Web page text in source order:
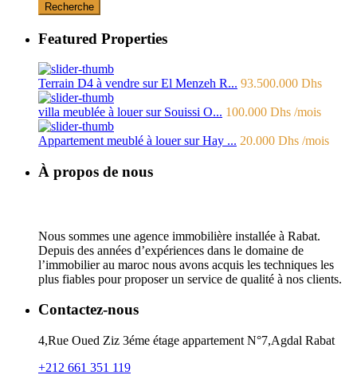
Recherche
Featured Properties
Terrain D4 à vendre sur El Menzeh R... 93.500.000 Dhs
villa meublée à louer sur Souissi O... 100.000 Dhs /mois
Appartement meublé à louer sur Hay ... 20.000 Dhs /mois
À propos de nous
Nous sommes une agence immobilière installée à Rabat.
Depuis des années d’expériences dans le domaine de
l’immobilier au maroc nous avons acquis les techniques les
plus fiables pour proposer un service de qualité à nos clients.
Contactez-nous
4,Rue Oued Ziz 3éme étage appartement N°7,Agdal Rabat
+212 661 351 119